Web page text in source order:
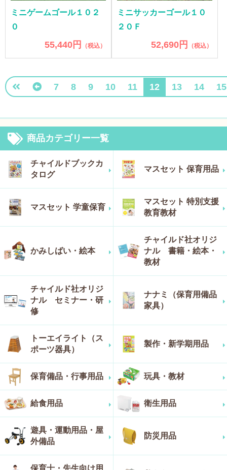
ミニゲームゴール１０２
０
55,440円 （税込）
ミニサッカーゴール１０
２０Ｆ
52,690円 （税込）
7 8 9 10 11 12 13 14 15
商品カテゴリー一覧
チャイルドブックカ
タログ
マスセット 保育用品
マスセット 学童保育
マスセット 特別支援
教育教材
かみしばい・絵本
チャイルド社オリジ
ナル 書籍・絵本・
教材
チャイルド社オリジ
ナル セミナー・研
修
ナナミ（保育用備品
家具）
トーエイライト（ス
ポーツ器具）
製作・新学期用品
保育備品・行事用品 玩具・教材
給食用品 衛生用品
遊具・運動用品・屋
外備品
防災用品
保育士・先生向け用